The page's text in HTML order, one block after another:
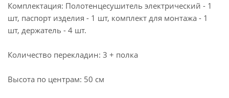
Комплектация: Полотенцесушитель электрический - 1
шт, паспорт изделия - 1 шт, комплект для монтажа - 1
шт, держатель - 4 шт.
Количество перекладин: 3 + полка
Высота по центрам: 50 см